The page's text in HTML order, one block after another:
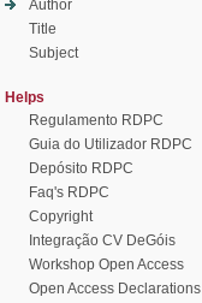
Author
Title
Subject
Helps
Regulamento RDPC
Guia do Utilizador RDPC
Depósito RDPC
Faq's RDPC
Copyright
Integração CV DeGóis
Workshop Open Access
Open Access Declarations